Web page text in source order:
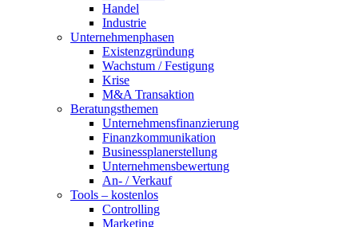
Handel
Industrie
Unternehmenphasen
Existenzgründung
Wachstum / Festigung
Krise
M&A Transaktion
Beratungsthemen
Unternehmensfinanzierung
Finanzkommunikation
Businessplanerstellung
Unternehmensbewertung
An- / Verkauf
Tools – kostenlos
Controlling
Marketing